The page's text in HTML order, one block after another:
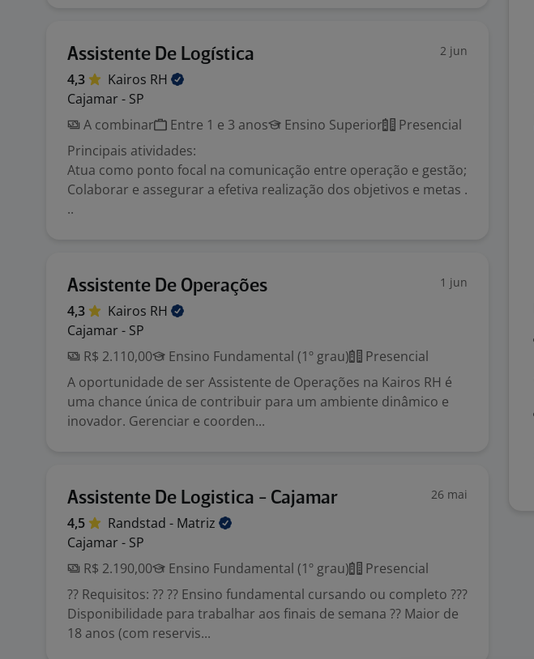
Assistente De Logística 2 jun
4,3 Kairos RH
Cajamar - SP
A combinar
Entre 1 e 3 anos Ensino Superior
Presencial
Principais atividades:
Atua como ponto focal na comunicação entre operação e gestão;
Colaborar e assegurar a efetiva realização dos objetivos e metas .
..
Assistente De Operações 1 jun
4,3 Kairos RH
Cajamar - SP
R$ 2.110,00
Ensino Fundamental (1º grau)
Presencial
A oportunidade de ser Assistente de Operações na Kairos RH é
uma chance única de contribuir para um ambiente dinâmico e
inovador. Gerenciar e coorden...
Assistente De Logistica - Cajamar 26 mai
4,5 Randstad - Matriz
Cajamar - SP
R$ 2.190,00
Ensino Fundamental (1º grau)
Presencial
?? Requisitos: ?? ?? Ensino fundamental cursando ou completo ???
Disponibilidade para trabalhar aos finais de semana ?? Maior de
18 anos (com reservis...